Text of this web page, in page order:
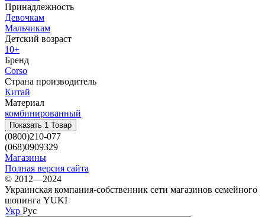
Принадлежность
Девочкам
Мальчикам
Детский возраст
10+
Бренд
Corso
Страна производитель
Китай
Материал
комбинированный
Показать 1 Товар
(0800)210-077
(068)0909329
Магазины
Полная версия сайта
© 2012—2024
Украинская компания-собственник сети магазинов семейного
шопинга YUKI
Укр Рус